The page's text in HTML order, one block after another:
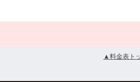
▲料金表ト